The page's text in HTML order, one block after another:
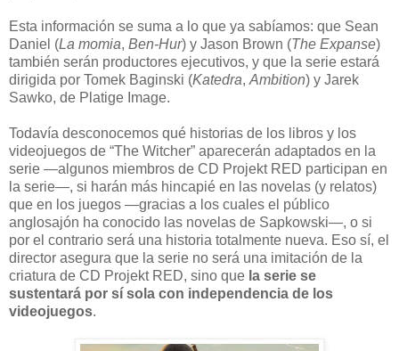
Esta información se suma a lo que ya sabíamos: que Sean
Daniel (La momia, Ben-Hur) y Jason Brown (The Expanse)
también serán productores ejecutivos, y que la serie estará
dirigida por Tomek Baginski (Katedra, Ambition) y Jarek
Sawko, de Platige Image.
Todavía desconocemos qué historias de los libros y los
videojuegos de “The Witcher” aparecerán adaptados en la
serie —algunos miembros de CD Projekt RED participan en
la serie—, si harán más hincapié en las novelas (y relatos)
que en los juegos —gracias a los cuales el público
anglosajón ha conocido las novelas de Sapkowski—, o si
por el contrario será una historia totalmente nueva. Eso sí, el
director asegura que la serie no será una imitación de la
criatura de CD Projekt RED, sino que la serie se
sustentará por sí sola con independencia de los
videojuegos.